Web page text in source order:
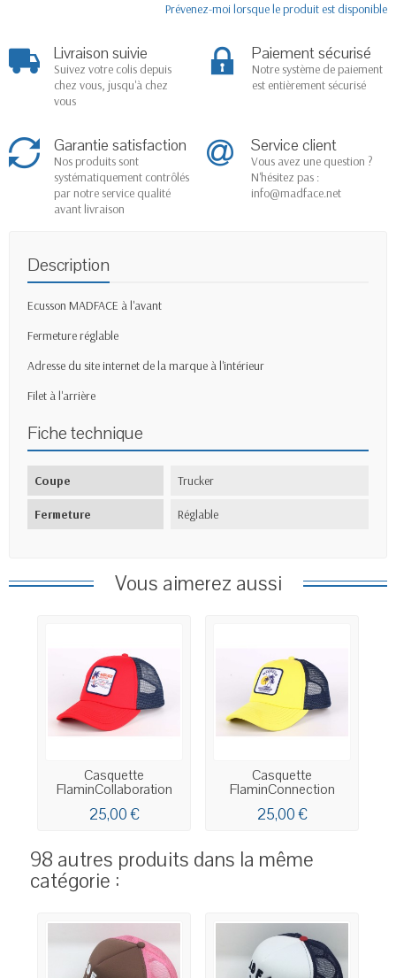
Prévenez-moi lorsque le produit est disponible
Livraison suivie
Suivez votre colis depuis
chez vous, jusqu'à chez
vous
Paiement sécurisé
Notre système de paiement
est entièrement sécurisé
Garantie satisfaction
Nos produits sont
systématiquement contrôlés
par notre service qualité
avant livraison
Service client
Vous avez une question ?
N'hésitez pas :
info@madface.net
Description
Ecusson MADFACE à l'avant
Fermeture réglable
Adresse du site internet de la marque à l'intérieur
Filet à l'arrière
Fiche technique
Coupe Trucker
Fermeture Réglable
Vous aimerez aussi
Casquette
FlaminCollaboration
25,00 €
Casquette
FlaminConnection
25,00 €
98 autres produits dans la même
catégorie :